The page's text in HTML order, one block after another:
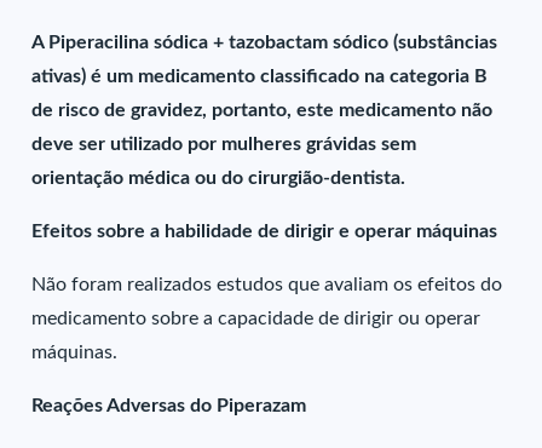
A Piperacilina sódica + tazobactam sódico (substâncias
ativas) é um medicamento classificado na categoria B
de risco de gravidez, portanto, este medicamento não
deve ser utilizado por mulheres grávidas sem
orientação médica ou do cirurgião-dentista.
Efeitos sobre a habilidade de dirigir e operar máquinas
Não foram realizados estudos que avaliam os efeitos do
medicamento sobre a capacidade de dirigir ou operar
máquinas.
Reações Adversas do Piperazam